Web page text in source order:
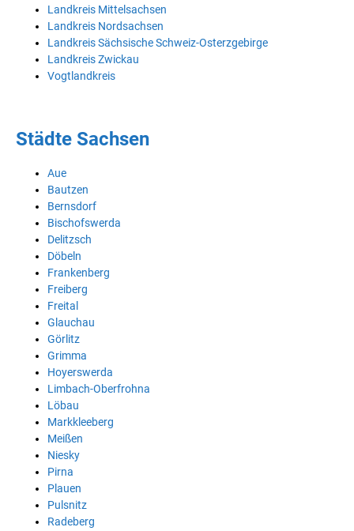
Landkreis Mittelsachsen
Landkreis Nordsachsen
Landkreis Sächsische Schweiz-Osterzgebirge
Landkreis Zwickau
Vogtlandkreis
Städte Sachsen
Aue
Bautzen
Bernsdorf
Bischofswerda
Delitzsch
Döbeln
Frankenberg
Freiberg
Freital
Glauchau
Görlitz
Grimma
Hoyerswerda
Limbach-Oberfrohna
Löbau
Markkleeberg
Meißen
Niesky
Pirna
Plauen
Pulsnitz
Radeberg